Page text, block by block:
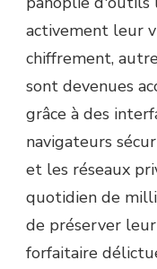
activement leur
chiffrement,
sont devenues
grâce à des
navigateurs
et les réseaux
quotidien de
de préserver
forfaitaire